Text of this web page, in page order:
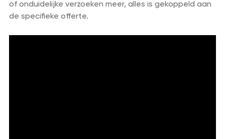
of onduidelijke verzoeken meer, alles is gekoppeld aan
de specifieke offerte.